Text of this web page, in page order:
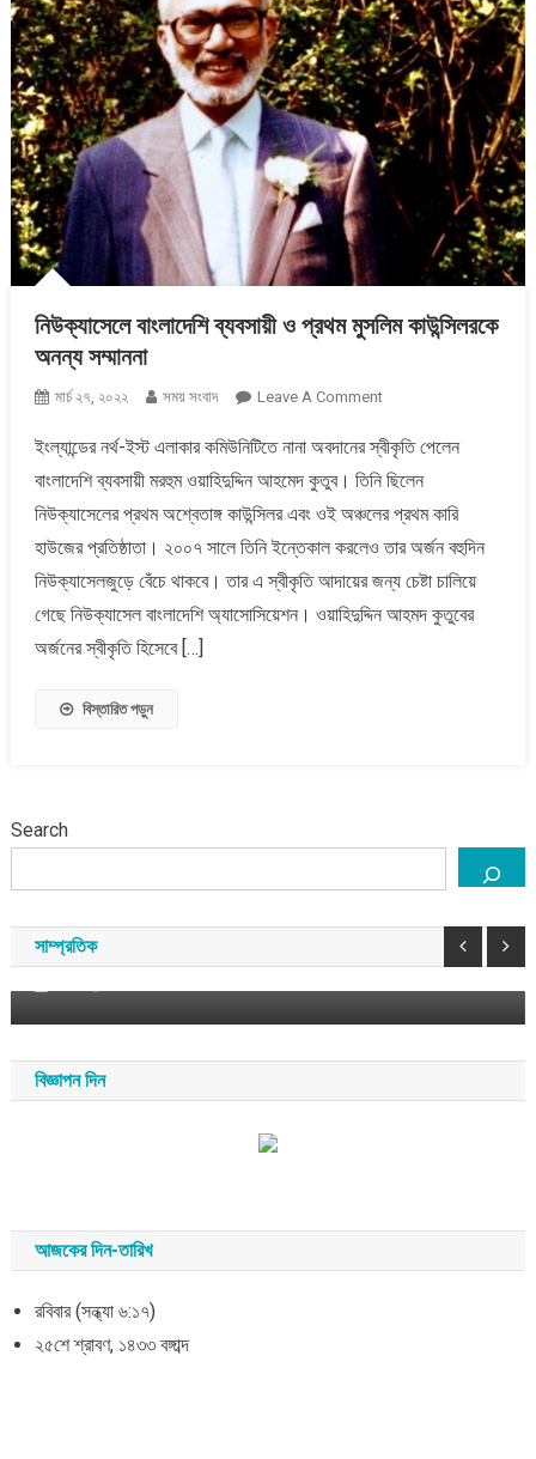
নিউক্যাসেলে বাংলাদেশি ব্যবসায়ী ও প্রথম মুসলিম কাউন্সিলরকে
অনন্য সম্মাননা
মার্চ ২৭, ২০২২ সময় সংবাদ Leave A CommentOn
বাংলাদেশি
ব্যবসায়ী
ও
কাউন্সিলরকে
অনন্য
ইংল্যান্ডের নর্থ-ইস্ট এলাকার কমিউনিটিতে নানা অবদানের স্বীকৃতি পেলেন
বাংলাদেশি ব্যবসায়ী মরহুম ওয়াহিদুদ্দিন আহমেদ কুতুব। তিনি ছিলেন
নিউক্যাসেলের প্রথম অশ্বেতাঙ্গ কাউন্সিলর এবং ওই অঞ্চলের প্রথম কারি
হাউজের প্রতিষ্ঠাতা। ২০০৭ সালে তিনি ইন্তেকাল করলেও তার অর্জন বহুদিন
নিউক্যাসেলজুড়ে বেঁচে থাকবে। তার এ স্বীকৃতি আদায়ের জন্য চেষ্টা চালিয়ে
গেছে নিউক্যাসেল বাংলাদেশি অ্যাসোসিয়েশন। ওয়াহিদুদ্দিন আহমদ কুতুবের
অর্জনের স্বীকৃতি হিসেবে […]
বিস্তারিত পড়ুন
Search
সাম্প্রতিক
বীর বিক্রম
বিজ্ঞাপন দিন
আজকের দিন-তারিখ
রবিবার (সন্ধ্যা ৬:১৭)
২৫শে শ্রাবণ, ১৪৩৩ বঙ্গাব্দ